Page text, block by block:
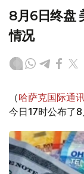
8月6日终盘
情况
（哈萨克国际通
今日17时公布了8